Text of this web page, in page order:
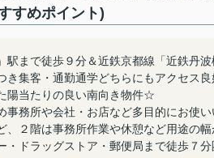
すめポイント)
駅まで徒歩９分＆近鉄京都線「近鉄丹
き集客・通勤通学どちらにもアクセス良
陽当たりの良い南向き物件☆
事務所や会社・お店など多目的にお使
、２階は事務所作業や休憩など用途の
・ドラッグストア・郵便局まで徒歩７